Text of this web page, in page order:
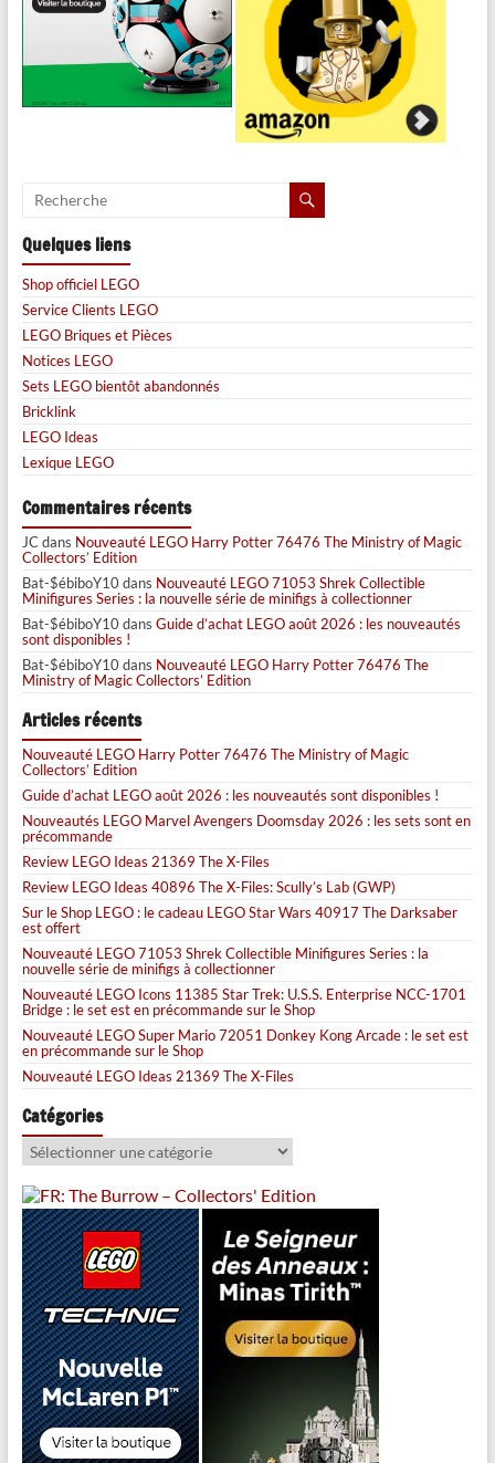
Quelques liens
Shop officiel LEGO
Service Clients LEGO
LEGO Briques et Pièces
Notices LEGO
Sets LEGO bientôt abandonnés
Bricklink
LEGO Ideas
Lexique LEGO
Commentaires récents
JCdans Nouveauté LEGO Harry Potter 76476 The Ministry of Magic
Collectors’ Edition
Bat-$ébiboY10dans Nouveauté LEGO 71053 Shrek Collectible
Minifigures Series : la nouvelle série de minifigs à collectionner
Bat-$ébiboY10dans Guide d’achat LEGO août 2026 : les nouveautés
sont disponibles !
Bat-$ébiboY10dans Nouveauté LEGO Harry Potter 76476 The
Ministry of Magic Collectors’ Edition
Articles récents
Nouveauté LEGO Harry Potter 76476 The Ministry of Magic
Collectors’ Edition
Guide d’achat LEGO août 2026 : les nouveautés sont disponibles !
Nouveautés LEGO Marvel Avengers Doomsday 2026 : les sets sont en
précommande
Review LEGO Ideas 21369 The X-Files
Review LEGO Ideas 40896 The X-Files: Scully’s Lab (GWP)
Sur le Shop LEGO : le cadeau LEGO Star Wars 40917 The Darksaber
est offert
Nouveauté LEGO 71053 Shrek Collectible Minifigures Series : la
nouvelle série de minifigs à collectionner
Nouveauté LEGO Icons 11385 Star Trek: U.S.S. Enterprise NCC-1701
Bridge : le set est en précommande sur le Shop
Nouveauté LEGO Super Mario 72051 Donkey Kong Arcade : le set est
en précommande sur le Shop
Nouveauté LEGO Ideas 21369 The X-Files
Catégories
Catégories